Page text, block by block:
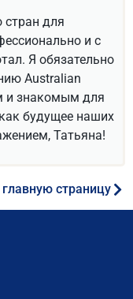
стран для
и с
Я обязательно
Australian
и знакомым для
будущее наших
Татьяна!
страницу